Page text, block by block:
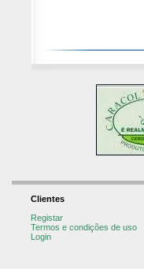
Clientes
Registar
Termos e condições de uso
Login